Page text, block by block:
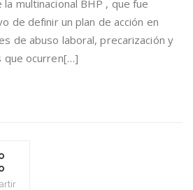
CONTRA
POLÍTICAS
TRABAJADORES
multinacional BHP , que fue
de definir un plan de acción en
de abuso laboral, precarización y
que ocurren[…]